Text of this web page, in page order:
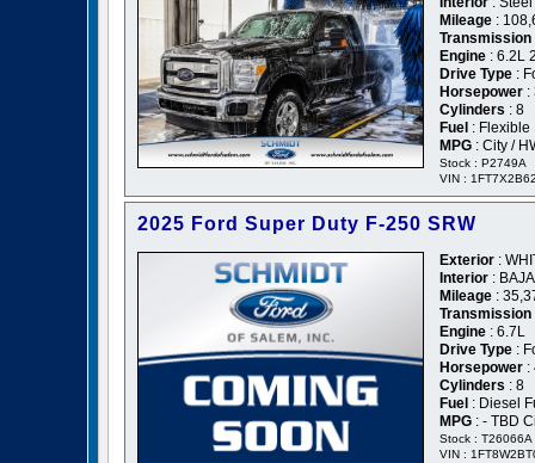
Mileage :
Transmission
Engine : 6.2L
Drive Type :
Horsepower :
Cylinders : 8
Fuel : Flexible
MPG : City /
Stock : P2749A
VIN :
2025 Ford Super Duty F-250 SRW
Exterior :
Interior : BAJA
Mileage :
Transmission
Engine : 6.7L
Drive Type :
Horsepower :
Cylinders : 8
Fuel : Diesel
MPG : - TBD
Stock : T26066A
VIN :